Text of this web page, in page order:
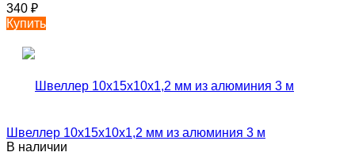
340 ₽
Купить
Швеллер 10х15х10х1,2 мм из алюминия 3 м
В наличии